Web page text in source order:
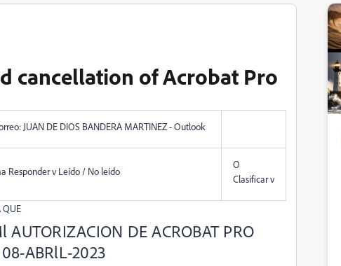
cancellation of Acrobat Pro
JUAN DE DIOS BANDERA MARTINEZ - Outlook
Responder v Leído / No leído
O
Clasificar v
QUE
AUTORIZACION DE ACROBAT PRO
08-ABRlL-2023